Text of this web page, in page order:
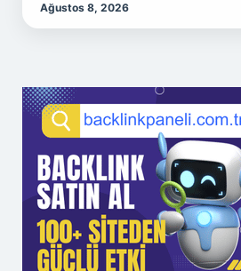
Ağustos 8, 2026